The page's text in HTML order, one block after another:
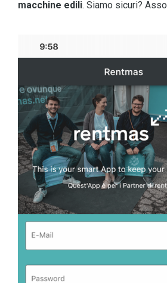
macchine edili. Siamo sicuri?